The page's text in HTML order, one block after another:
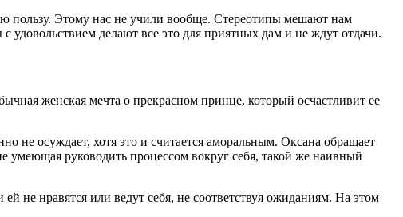
пользу. Этому нас не учили вообще. Стереотипы мешают нам
удовольствием делают все это для приятных дам и не ждут отдачи.
женская мечта о прекрасном принце, который осчастливит ее
не осуждает, хотя это и считается аморальным. Оксана обращает
руководить процессом вокруг себя, такой же наивный
не нравятся или ведут себя, не соответствуя ожиданиям. На этом